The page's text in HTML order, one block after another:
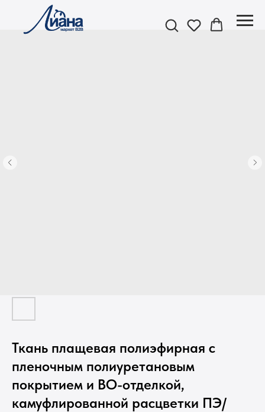
Ткань плащевая полиэфирная с
пленочным полиуретановым
покрытием и ВО-отделкой,
камуфлированной расцветки ПЭ/